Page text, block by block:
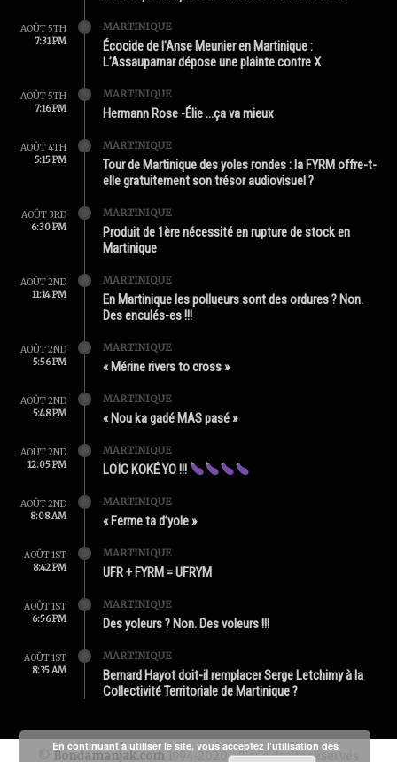
AOÛT 5TH
7:31 PM
MARTINIQUE
Écocide de l’Anse Meunier en Martinique :
L’Assaupamar dépose une plainte contre X
AOÛT 5TH
7:16 PM
MARTINIQUE
Hermann Rose -Élie …ça va mieux
AOÛT 4TH
5:15 PM
MARTINIQUE
Tour de Martinique des yoles rondes : la FYRM offre-t-
elle gratuitement son trésor audiovisuel ?
AOÛT 3RD
6:30 PM
MARTINIQUE
Produit de 1ère nécessité en rupture de stock en
Martinique
AOÛT 2ND
11:14 PM
MARTINIQUE
En Martinique les pollueurs sont des ordures ? Non.
Des enculés-es !!!
AOÛT 2ND
5:56 PM
MARTINIQUE
« Mérine rivers to cross »
AOÛT 2ND
5:48 PM
MARTINIQUE
« Nou ka gadé MAS pasé »
AOÛT 2ND
12:05 PM
MARTINIQUE
LOÏC KOKÉ YO !!!
AOÛT 2ND
8:08 AM
MARTINIQUE
« Ferme ta d’yole »
AOÛT 1ST
8:42 PM
MARTINIQUE
UFR + FYRM = UFRYM
AOÛT 1ST
6:56 PM
MARTINIQUE
Des yoleurs ? Non. Des voleurs !!!
AOÛT 1ST
8:35 AM
MARTINIQUE
Bernard Hayot doit-il remplacer Serge Letchimy à la
Collectivité Territoriale de Martinique ?
Bondamanjak.com 1994-2020 - Tous droits réservés
En continuant à utiliser le site, vous acceptez l’utilisation des